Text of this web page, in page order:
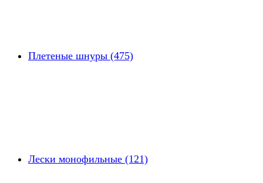
Плетеные шнуры (475)
Лески монофильные (121)